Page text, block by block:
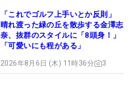
「これでゴルフ上手いとか反則」
晴れ渡った緑の丘を散歩する金澤志
奈、抜群のスタイルに「8頭身！」
「可愛いにも程がある」
2026年8月6日 (木) 11時36分 3